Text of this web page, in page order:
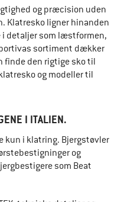
og præcision uden
Klatresko ligner hinanden
i detaljer som læstformen,
sortiment dækker
finde den rigtige sko til
og modeller til
I ITALIEN.
kun i klatring. Bjergstøvler
og
som Beat